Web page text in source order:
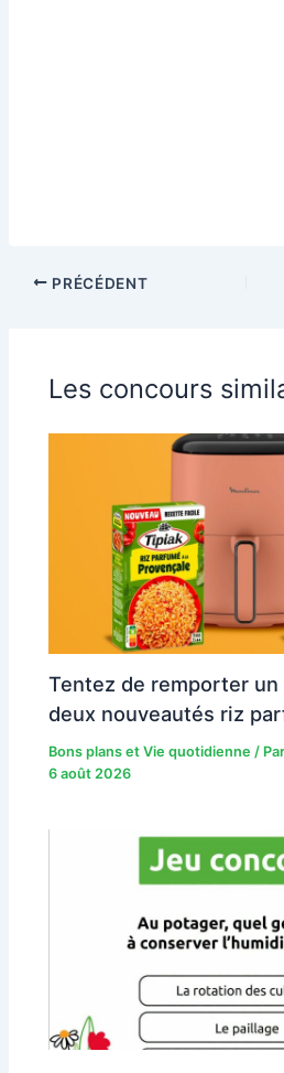
PRÉCÉDENT
Les concours
Tentez de remporter
deux nouveautés riz
Bons plans et Vie quotidienne / Par
6 août 2026